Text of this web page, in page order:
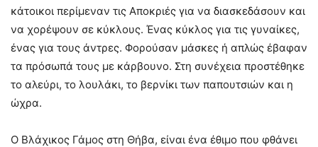
κάτοικοι περίμεναν τις Αποκριές για να διασκεδάσουν και
να χορέψουν σε κύκλους. Ένας κύκλος για τις γυναίκες,
ένας για τους άντρες. Φορούσαν μάσκες ή απλώς έβαφαν
τα πρόσωπά τους με κάρβουνο. Στη συνέχεια προστέθηκε
το αλεύρι, το λουλάκι, το βερνίκι των παπουτσιών και η
ώχρα.
Ο Βλάχικος Γάμος στη Θήβα, είναι ένα έθιμο που φθάνει